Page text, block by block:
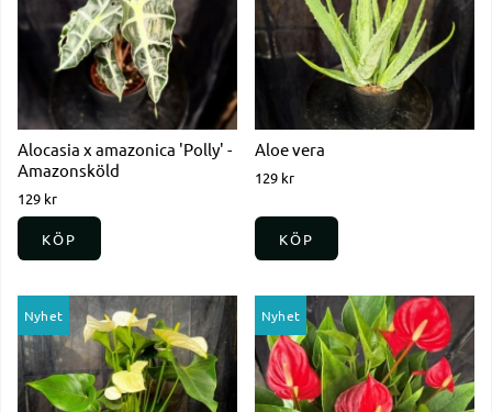
Alocasia x amazonica 'Polly' -
Amazonsköld
129 kr
KÖP
Aloe vera
129 kr
KÖP
Nyhet Nyhet